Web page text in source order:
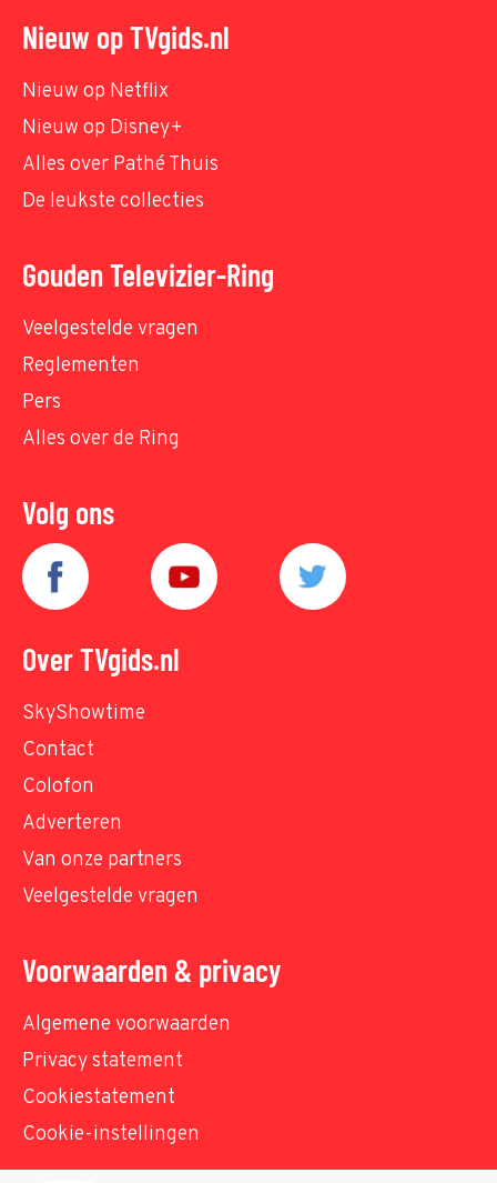
Nieuw op TVgids.nl
Nieuw op Netflix
Nieuw op Disney+
Alles over Pathé Thuis
De leukste collecties
Gouden Televizier-Ring
Veelgestelde vragen
Reglementen
Pers
Alles over de Ring
Volg ons
Over TVgids.nl
SkyShowtime
Contact
Colofon
Adverteren
Van onze partners
Veelgestelde vragen
Voorwaarden & privacy
Algemene voorwaarden
Privacy statement
Cookiestatement
Cookie-instellingen